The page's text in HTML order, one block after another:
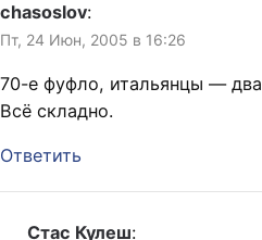
chasoslov:
Пт, 24 Июн, 2005 в 16:26
70-е фуфло, итальянцы —
Всё складно.
Ответить
Стас Кулеш: